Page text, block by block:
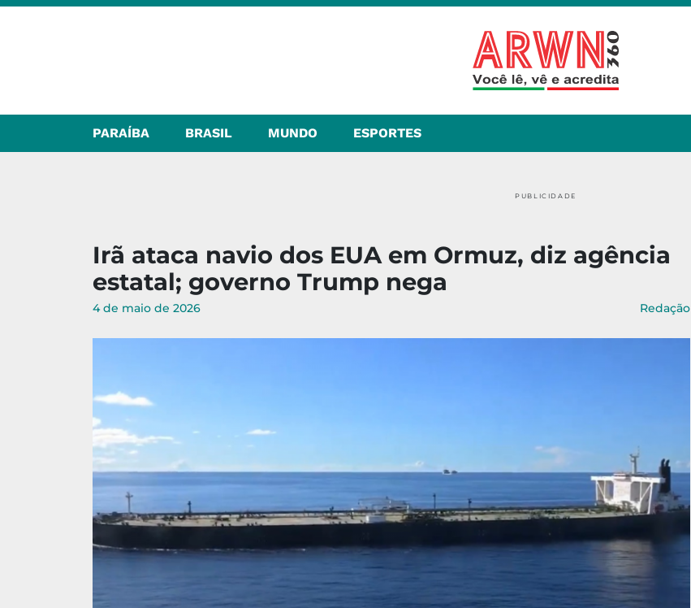
PARAÍBA BRASIL MUNDO ESPORTES
PUBLICIDADE
Irã ataca navio dos EUA em Ormuz, diz agência
estatal; governo Trump nega
4 de maio de 2026 Redação